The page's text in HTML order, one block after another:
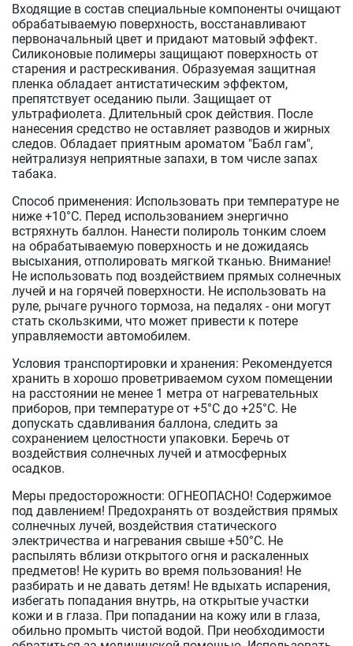
Входящие в состав специальные компоненты очищают
обрабатываемую поверхность, восстанавливают
первоначальный цвет и придают матовый эффект.
Силиконовые полимеры защищают поверхность от
старения и растрескивания. Образуемая защитная
пленка обладает антистатическим эффектом,
препятствует оседанию пыли. Защищает от
ультрафиолета. Длительный срок действия. После
нанесения средство не оставляет разводов и жирных
следов. Обладает приятным ароматом "Бабл гам",
нейтрализуя неприятные запахи, в том числе запах
табака.
Способ применения: Использовать при температуре не
ниже +10°С. Перед использованием энергично
встряхнуть баллон. Нанести полироль тонким слоем
на обрабатываемую поверхность и не дожидаясь
высыхания, отполировать мягкой тканью. Внимание!
Не использовать под воздействием прямых солнечных
лучей и на горячей поверхности. Не использовать на
руле, рычаге ручного тормоза, на педалях - они могут
стать скользкими, что может привести к потере
управляемости автомобилем.
Условия транспортировки и хранения: Рекомендуется
хранить в хорошо проветриваемом сухом помещении
на расстоянии не менее 1 метра от нагревательных
приборов, при температуре от +5°С до +25°С. Не
допускать сдавливания баллона, следить за
сохранением целостности упаковки. Беречь от
воздействия солнечных лучей и атмосферных
осадков.
Меры предосторожности: ОГНЕОПАСНО! Содержимое
под давлением! Предохранять от воздействия прямых
солнечных лучей, воздействия статического
электричества и нагревания свыше +50°С. Не
распылять вблизи открытого огня и раскаленных
предметов! Не курить во время пользования! Не
разбирать и не давать детям! Не вдыхать испарения,
избегать попадания внутрь, на открытые участки
кожи и в глаза. При попадании на кожу или в глаза,
обильно промыть чистой водой. При необходимости